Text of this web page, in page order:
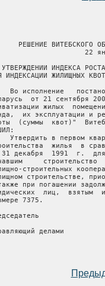
РЕШЕНИЕ ВИТЕБСКОГО
22
ИНДЕКСА
ИНДЕКСАЦИИ ЖИЛИЩНЫХ
Во исполнение
от 21 сентября
жилых
их эксплуатации и
(суммы  квот)"
Утвердить в первом
жилья  в
31 декабря  1991  г.
строительных
строительстве,
при погашении
лиц,  взятым
7375.
делами